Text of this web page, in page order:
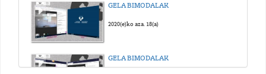
GELA BIMODALAK
2020(e)ko aza. 18(a)
GELA BIMODALAK